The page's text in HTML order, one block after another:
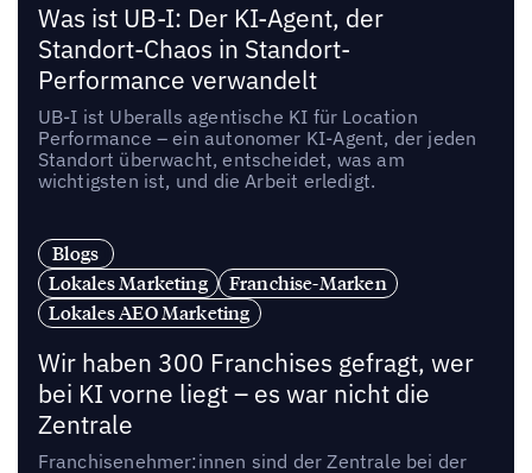
Was ist UB-I: Der KI-Agent, der
Standort-Chaos in Standort-
Performance verwandelt
UB-I ist Uberalls agentische KI für Location
Performance – ein autonomer KI-Agent, der jeden
Standort überwacht, entscheidet, was am
wichtigsten ist, und die Arbeit erledigt.
Blogs
Lokales Marketing
Franchise-Marken
Lokales AEO Marketing
Wir haben 300 Franchises gefragt, wer
bei KI vorne liegt – es war nicht die
Zentrale
Franchisenehmer:innen sind der Zentrale bei der